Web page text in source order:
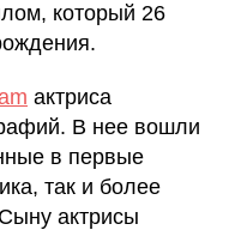
который 26
актриса
В нее вошли
в первые
так и более
актрисы